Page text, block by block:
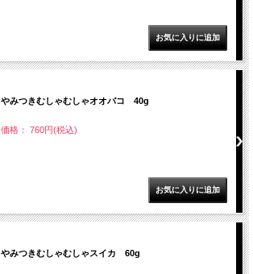
やみつきむしゃむしゃオオバコ 40g
価格： 760円(税込)
やみつきむしゃむしゃスイカ 60g